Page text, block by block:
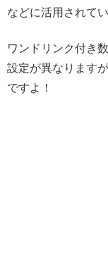
などに活用されて
ワンドリンク付き
設定が異なりますが
ですよ！